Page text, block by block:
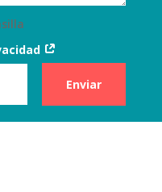
Enviar